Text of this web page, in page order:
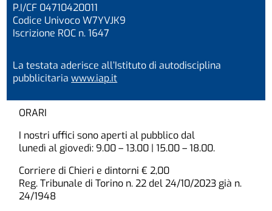
P.I/CF 04710420011
Codice Univoco W7YVJK9
Iscrizione ROC n. 1647
La testata aderisce all’Istituto di autodisciplina
pubblicitariawww.iap.it
ORARI
I nostri uffici sono aperti al pubblico dal
lunedì al giovedì: 9.00 – 13.00 | 15.00 – 18.00.
Corriere di Chieri e dintorni € 2,00
Reg. Tribunale di Torino n. 22 del 24/10/2023 già n.
24/1948